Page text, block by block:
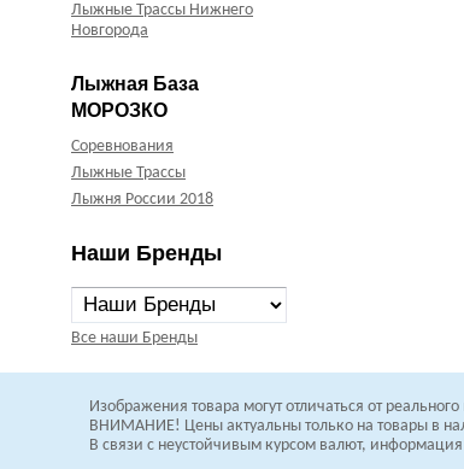
Лыжные Трассы Нижнего
Новгорода
Лыжная База
МОРОЗКО
Соревнования
Лыжные Трассы
Лыжня России 2018
Наши Бренды
Все наши Бренды
Изображения товара могут отличаться отреального
ВНИМАНИЕ! Цены актуальны только на товары в
В связи с неустойчивым курсом валют,